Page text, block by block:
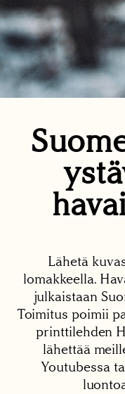
Lähetä
lomakkeella.
julkaistaan
Toimitus poimii
printtilehden
lähettää
Youtubessa